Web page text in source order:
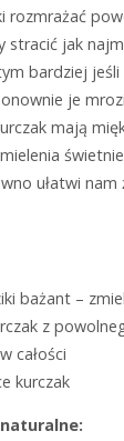
rozmrażać
stracić jak
bardziej jeśli
je
mają
ułatwi nam
bażant –
z
całości
kurczak